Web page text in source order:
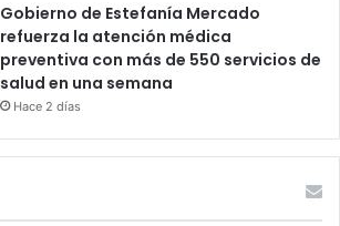
Gobierno de Estefanía Mercado
refuerza la atención médica
preventiva con más de 550 servicios de
salud en una semana
Hace 2 días